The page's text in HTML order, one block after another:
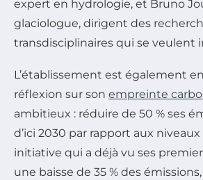
expert en hydrologie, et Bruno
glaciologue, dirigent des
transdisciplinaires qui se veulent
L’établissement est également
réflexion sur son empreinte
ambitieux : réduire de 50 % ses
d’ici 2030 par rapport aux niveaux
initiative qui a déjà vu ses
une baisse de 35 % des